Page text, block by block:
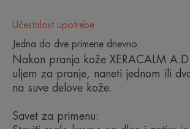
i odraslih.
NEKOLIKO REČI NAŠEG
Učestalost upotrebe
Jedna do dve primene dnevno
Nakon pranja kože XERACALM
uljem za pranje, naneti jednom ili
na suve delove kože.
Savet za primenu: